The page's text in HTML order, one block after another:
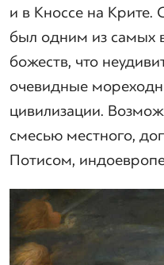
и в Кноссе на Крите.
был одним из самых
божеств, что
очевидные
цивилизации.
смесью местного,
Потисом,